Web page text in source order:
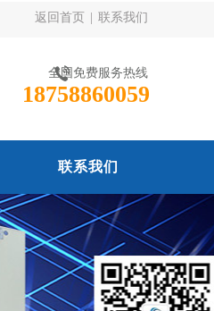
返回首页 联系我们
全国免费服务热线
18758860059
联系我们